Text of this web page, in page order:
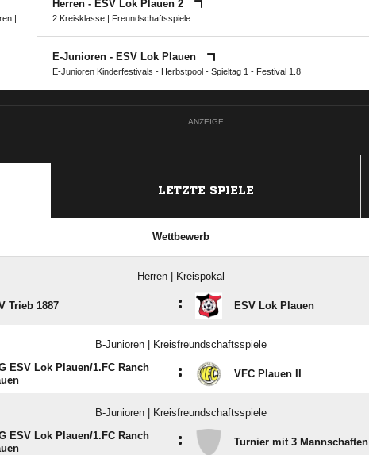
|
Herren - ESV Lok Plauen 2
2.Kreisklasse| Freundschaftsspiele
E-Junioren - ESV Lok Plauen
E-Junioren Kinderfestivals - Herbstpool - Spieltag 1 - Festival 1.8
ANZEIGE
LETZTE SPIELE
Wettbewerb
Herren | Kreispokal
Trieb 1887 : ESV Lok Plauen
B-Junioren | Kreisfreundschaftsspiele
ESV Lok Plauen/​1.FC Ranch
: VFC Plauen II
B-Junioren | Kreisfreundschaftsspiele
ESV Lok Plauen/​1.FC Ranch
: Turnier mit 3 Mannschaften